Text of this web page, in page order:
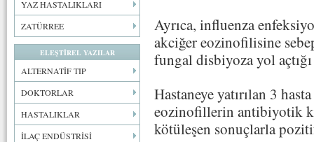
YAZ HASTALIKLARI
ZATÜRREE
ELEŞTİREL YAZILAR
ALTERNATİF TIP
DOKTORLAR
HASTALIKLAR
İLAÇ ENDÜSTRİSİ
Ayrıca, influenza
akciğer eozinofilisine
fungal disbiyoza yol
Hastaneye yatırılan 3
eozinofillerin antibiyotik
kötüleşen sonuçlarla